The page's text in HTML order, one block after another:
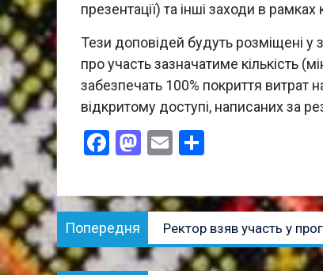
презентації) та інші заходи в рамках
Тези доповідей будуть розміщені у
про участь зазначатиме кількість
забезпечать 100% покриття витрат
відкритому доступі, написаних за
Facebook
Mastodon
Email
Навігація
записів
Попередня
публікація:
Ректор взяв участь у